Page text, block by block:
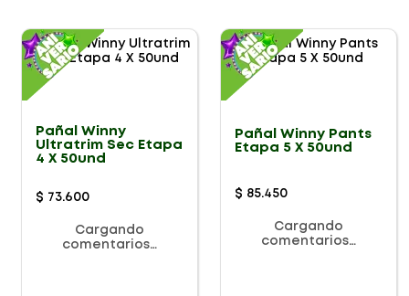
Pañal Winny
Ultratrim Sec Etapa
4 X 50und
$ 73.600
Cargando
comentarios…
Pañal Winny Pants
Etapa 5 X 50und
$ 85.450
Cargando
comentarios…